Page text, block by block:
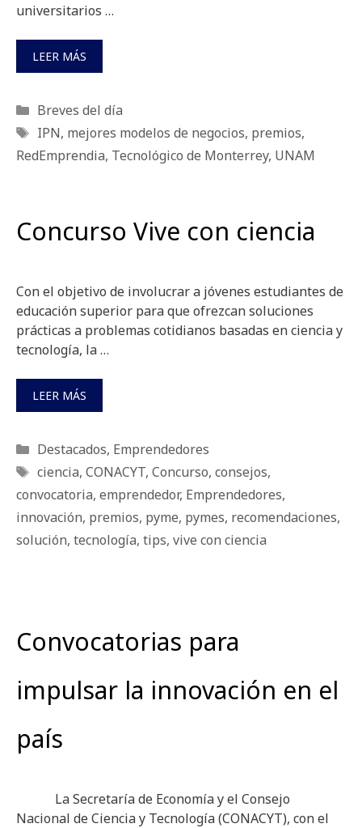
universitarios …
LEER MÁS
Categorías
Breves del día
Etiquetas
IPN, mejores modelos de negocios, premios,
RedEmprendia, Tecnológico de Monterrey, UNAM
Concurso Vive con ciencia
Con el objetivo de involucrar a jóvenes estudiantes de
educación superior para que ofrezcan soluciones
prácticas a problemas cotidianos basadas en ciencia y
tecnología, la …
LEER MÁS
Categorías
Destacados, Emprendedores
Etiquetas
ciencia, CONACYT, Concurso, consejos,
convocatoria, emprendedor, Emprendedores,
innovación, premios, pyme, pymes, recomendaciones,
solución, tecnología, tips, vive con ciencia
Convocatorias para
impulsar la innovación en el
país
La Secretaría de Economía y el Consejo
Nacional de Ciencia y Tecnología (CONACYT), con el